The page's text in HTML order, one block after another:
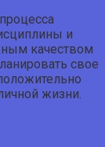
и
качеством
свое
жизни.